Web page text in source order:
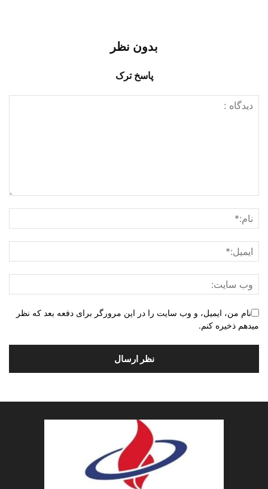
بدون نظر
پاسخ ترک
نام من، ایمیل، و وب سایت را در این مرورگر برای دفعه بعد که نظر
میدهم ذخیره کنم.